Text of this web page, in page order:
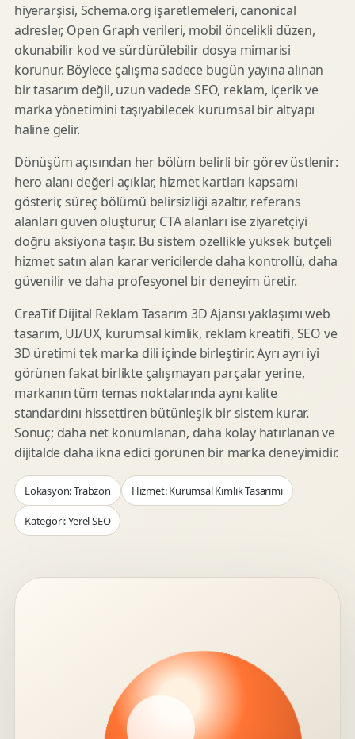
hiyerarşisi, Schema.org işaretlemeleri, canonical
adresler, Open Graph verileri, mobil öncelikli düzen,
okunabilir kod ve sürdürülebilir dosya mimarisi
korunur. Böylece çalışma sadece bugün yayına alınan
bir tasarım değil, uzun vadede SEO, reklam, içerik ve
marka yönetimini taşıyabilecek kurumsal bir altyapı
haline gelir.
Dönüşüm açısından her bölüm belirli bir görev üstlenir:
hero alanı değeri açıklar, hizmet kartları kapsamı
gösterir, süreç bölümü belirsizliği azaltır, referans
alanları güven oluşturur, CTA alanları ise ziyaretçiyi
doğru aksiyona taşır. Bu sistem özellikle yüksek bütçeli
hizmet satın alan karar vericilerde daha kontrollü, daha
güvenilir ve daha profesyonel bir deneyim üretir.
CreaTif Dijital Reklam Tasarım 3D Ajansı yaklaşımı web
tasarım, UI/UX, kurumsal kimlik, reklam kreatifi, SEO ve
3D üretimi tek marka dili içinde birleştirir. Ayrı ayrı iyi
görünen fakat birlikte çalışmayan parçalar yerine,
markanın tüm temas noktalarında aynı kalite
standardını hissettiren bütünleşik bir sistem kurar.
Sonuç; daha net konumlanan, daha kolay hatırlanan ve
dijitalde daha ikna edici görünen bir marka deneyimidir.
Lokasyon: Trabzon Hizmet: Kurumsal Kimlik Tasarımı
Kategori: Yerel SEO